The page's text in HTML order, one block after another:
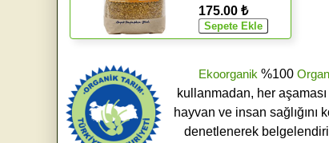
175.00 ₺
Ekoorganik %100
kullanmadan, her
hayvan ve insan sağlığını
denetlenerek